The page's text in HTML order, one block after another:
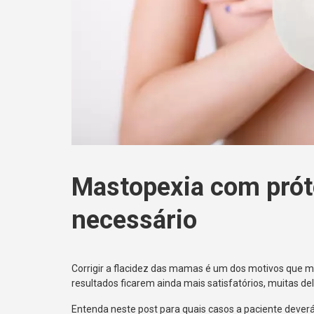
Mastopexia com
necessário
Corrigir a flacidez das mamas é um dos motivos que
resultados ficarem ainda mais satisfatórios, muitas
Entenda neste post para quais casos a paciente